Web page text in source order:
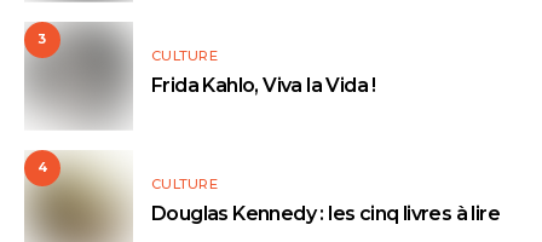
3
CULTURE
Frida Kahlo, Viva la Vida !
4
CULTURE
Douglas Kennedy : les cinq livres à lire